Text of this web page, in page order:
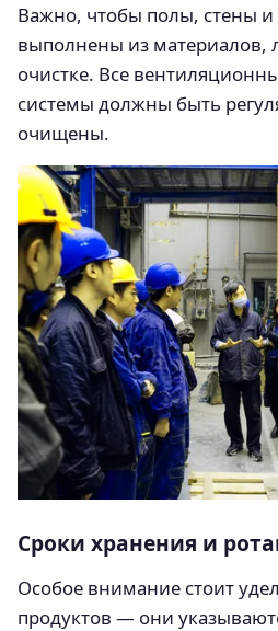
Важно, чтобы полы, стены
выполнены из материалов,
очистке. Все
системы должны быть
очищены.
Сроки хранения и
Особое внимание стоит
продуктов — они